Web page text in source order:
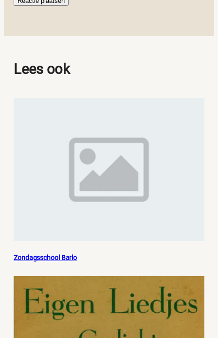
Lees ook
Zondagsschool Barlo